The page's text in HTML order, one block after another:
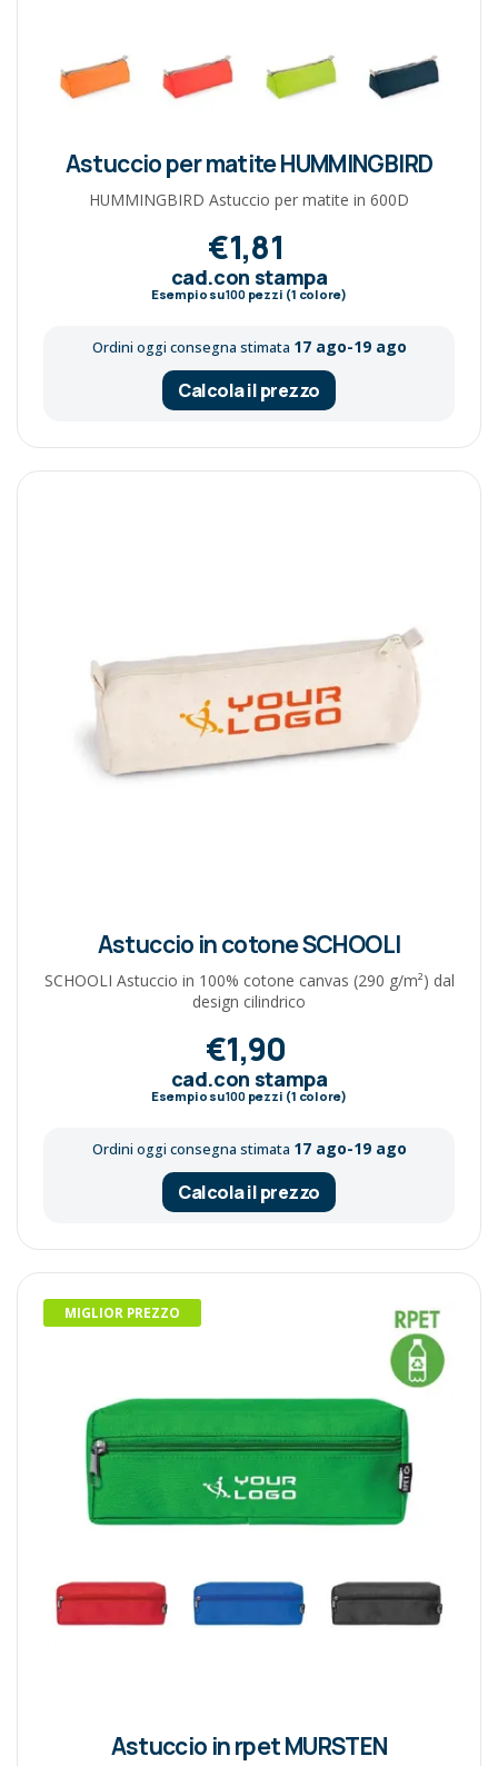
Astuccio per matite HUMMINGBIRD
HUMMINGBIRD Astuccio per matite in 600D
€1,81
cad.con stampa
Esempio su100pezzi (1 colore)
Ordini oggi consegna stimata 17 ago-19 ago
Calcola il prezzo
Astuccio in cotone SCHOOLI
SCHOOLI Astuccio in 100% cotone canvas (290 g/m²) dal
design cilindrico
€1,90
cad.con stampa
Esempio su100pezzi (1 colore)
Ordini oggi consegna stimata 17 ago-19 ago
Calcola il prezzo
MIGLIOR PREZZO
Astuccio in rpet MURSTEN